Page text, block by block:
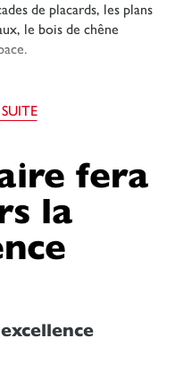
de placards, les plans
le bois de chêne
de
c'est également faire
Le bois recyclé ou
de donner une
cela participe à la
votre projet.
fera
la